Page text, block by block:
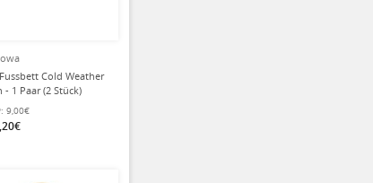
Cold Weather
- 1 Paar (2 Stück)
9,00€